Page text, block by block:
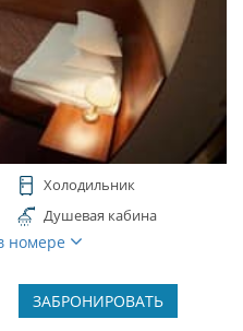
Холодильник
Душевая кабина
номере
ЗАБРОНИРОВАТЬ